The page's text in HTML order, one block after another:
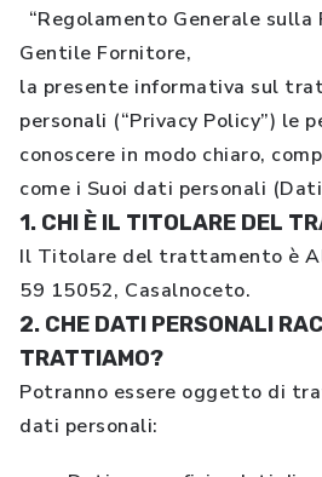
“Regolamento Generale
Gentile Fornitore,
la presente informativa sul
personali (“Privacy Policy”) le
conoscere in modo chiaro,
come i Suoi dati personali
1. CHI È IL TITOLARE DEL
Il Titolare del trattamento è
59 15052, Casalnoceto.
2. CHE DATI PERSONALI
TRATTIAMO?
Potranno essere oggetto di
dati personali: